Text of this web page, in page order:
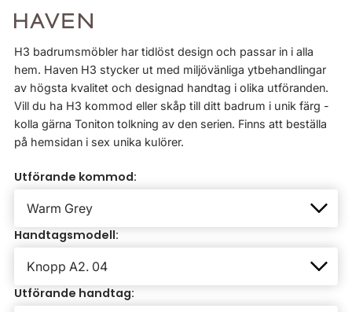
H3 badrumsmöbler har tidlöst design och passar in i alla
hem. Haven H3 stycker ut med miljövänliga ytbehandlingar
av högsta kvalitet och designad handtag i olika utföranden.
Vill du ha H3 kommod eller skåp till ditt badrum i unik färg -
kolla gärna Toniton tolkning av den serien. Finns att beställa
på hemsidan i sex unika kulörer.
Utförande kommod:
Handtagsmodell:
Utförande handtag: